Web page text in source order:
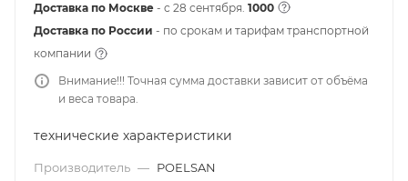
Доставка по Москве - c 28 сентября. 1000
Доставка по России - по срокам и тарифам транспортной
компании
Внимание!!! Точная сумма доставки зависит от объёма
и веса товара.
технические характеристики
Производитель — POELSAN